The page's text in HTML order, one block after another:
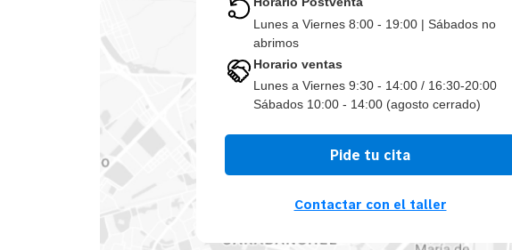
Lunes a Viernes 8:00 - 19:00 | Sábados no
abrimos
Horario ventas
Lunes a Viernes 9:30 - 14:00 / 16:30-20:00
Sábados 10:00 - 14:00 (agosto cerrado)
Pide tu cita
Contactar con el taller